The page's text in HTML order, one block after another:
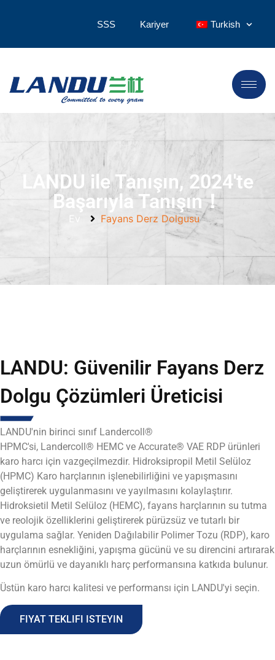
SSS Kariyer Turkish
LANDU ile Tanışın, 2024'te
Başarıyla Tanışın！
Ev Fayans Derz Dolgusu
LANDU: Güvenilir Fayans Derz
Dolgu Çözümleri Üreticisi
LANDU'nin birinci sınıf Landercoll®
HPMC'si, Landercoll® HEMC ve Accurate® VAE RDP ürünleri
karo harcı için vazgeçilmezdir. Hidroksipropil Metil Selüloz
(HPMC) Karo harçlarının işlenebilirliğini ve yapışmasını
geliştirerek uygulanmasını ve yayılmasını kolaylaştırır.
Hidroksietil Metil Selüloz (HEMC), fayans harçlarının su tutma
ve reolojik özelliklerini geliştirerek pürüzsüz ve tutarlı bir
uygulama sağlar. Yeniden Dağılabilir Polimer Tozu (RDP), karo
harçlarının esnekliğini, yapışma gücünü ve su direncini artırarak
uzun ömürlü ve dayanıklı harç performansına katkıda bulunur.
Üstün karo harcı kalitesi ve performansı için LANDU'yi seçin.
FIYAT TEKLIFI ISTEYIN